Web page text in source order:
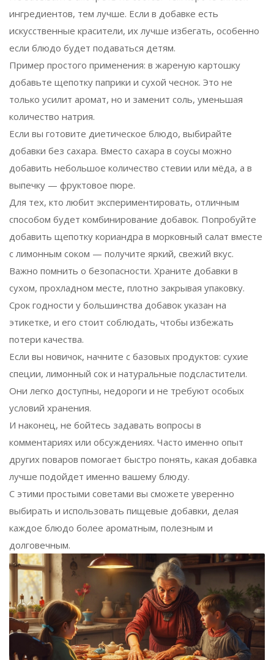
ингредиентов, тем лучше. Если в добавке есть
искусственные красители, их лучше избегать, особенно
если блюдо будет подаваться детям.
Пример простого применения: в жареную картошку
добавьте щепотку паприки и сухой чеснок. Это не
только усилит аромат, но и заменит соль, уменьшая
количество натрия.
Если вы готовите диетическое блюдо, выбирайте
добавки без сахара. Вместо сахара в соусы можно
добавить небольшое количество стевии или мёда, а в
выпечку — фруктовое пюре.
Для тех, кто любит экспериментировать, отличным
способом будет комбинирование добавок. Попробуйте
добавить щепотку кориандра в морковный салат вместе
с лимонным соком — получите яркий, свежий вкус.
Важно помнить о безопасности. Храните добавки в
сухом, прохладном месте, плотно закрывая упаковку.
Срок годности у большинства добавок указан на
этикетке, и его стоит соблюдать, чтобы избежать
потери качества.
Если вы новичок, начните с базовых продуктов: сухие
специи, лимонный сок и натуральные подсластители.
Они легко доступны, недороги и не требуют особых
условий хранения.
И наконец, не бойтесь задавать вопросы в
комментариях или обсуждениях. Часто именно опыт
других поваров помогает быстро понять, какая добавка
лучше подойдет именно вашему блюду.
С этими простыми советами вы сможете уверенно
выбирать и использовать пищевые добавки, делая
каждое блюдо более ароматным, полезным и
долговечным.